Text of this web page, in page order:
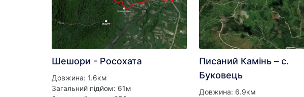
Шешори - Росохата
Довжина: 1.6км
Загальний підйом: 61м
Писаний Камінь – с.
Буковець
Довжина: 6.9км